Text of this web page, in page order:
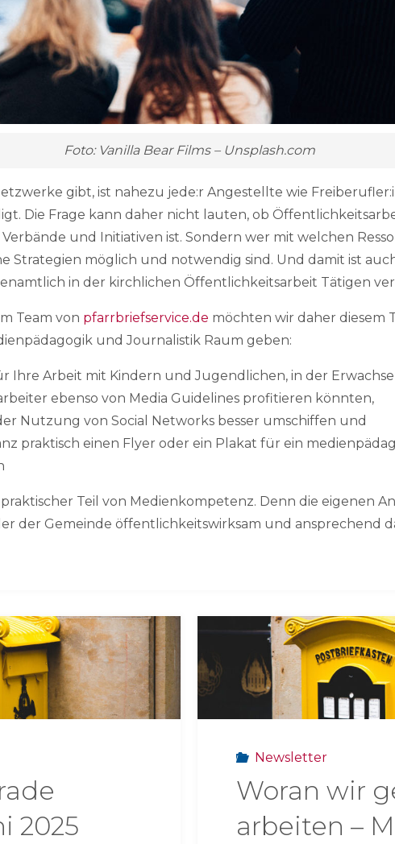
Foto: Vanilla Bear Films – Unsplash.com
gibt, ist nahezu jede:r Angestellte wie
Die Frage kann daher nicht lauten, ob
und Initiativen ist. Sondern wer mit welchen
Strategien möglich und notwendig sind. Und damit ist
in der kirchlichen Öffentlichkeitsarbeit Tätigen
Team von pfarrbriefservice.de möchten wir daher diesem
und Journalistik Raum geben:
Ihre Arbeit mit Kindern und Jugendlichen, in der
ebenso von Media Guidelines profitieren könnten,
Nutzung von Social Networks besser umschiffen und
praktisch einen Flyer oder ein Plakat für ein
Teil von Medienkompetenz. Denn die eigenen
der Gemeinde öffentlichkeitswirksam und ansprechend
2025
Newsletter
Woran wir
arbeiten –